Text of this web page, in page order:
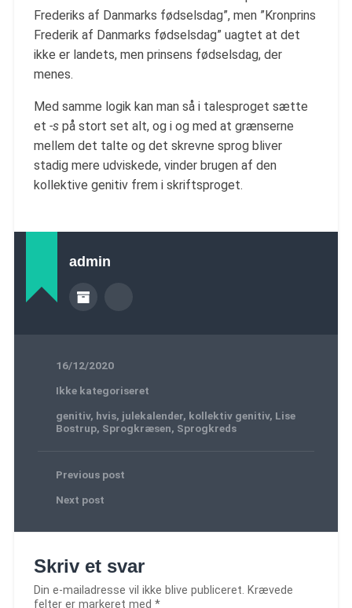
Frederiks af Danmarks fødselsdag”, men ”Kronprins
Frederik af Danmarks fødselsdag” uagtet at det
ikke er landets, men prinsens fødselsdag, der
menes.
Med samme logik kan man så i talesproget sætte
et -spå stort set alt, og i og med at grænserne
mellem det talte og det skrevne sprog bliver
stadig mere udviskede, vinder brugen af den
kollektive genitiv frem i skriftsproget.
admin
16/12/2020
Ikke kategoriseret
genitiv, hvis, julekalender, kollektiv genitiv, Lise
Bostrup, Sprogkræsen, Sprogkreds
Previous post
Next post
Skriv et svar
Din e-mailadresse vil ikke blive publiceret. Krævede
felter er markeret med *